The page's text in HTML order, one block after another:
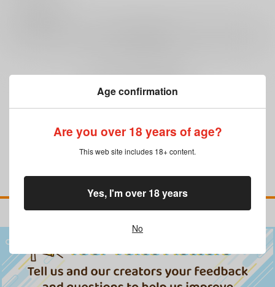
Age confirmation
Are you over 18 years of age?
This web site includes 18+ content.
No
Yes, I'm over 18 years